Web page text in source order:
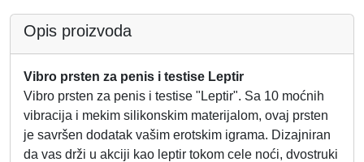
Opis proizvoda
Vibro prsten za penis i testise Leptir
Vibro prsten za penis i testise "Leptir". Sa 10 moćnih
vibracija i mekim silikonskim materijalom, ovaj prsten
je savršen dodatak vašim erotskim igrama. Dizajniran
da vas drži u akciji kao leptir tokom cele noći, dvostruki